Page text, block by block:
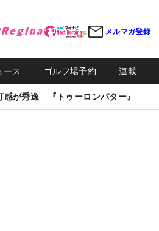
メルマガ登録
ース ゴルフ場予約 連載
感が秀逸 『トゥーロンパター』